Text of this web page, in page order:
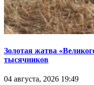
Золотая жатва
тысячников
04 августа, 2026 19:49